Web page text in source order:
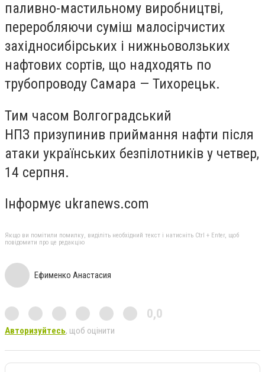
паливно-мастильному виробництві,
переробляючи суміш малосірчистих
західносибірських і нижньоволзьких
нафтових сортів, що надходять по
трубопроводу Самара — Тихорецьк.
Тим часом Волгоградський
НПЗ призупинив приймання нафти після
атаки українських безпілотників у четвер,
14 серпня.
Інформує ukranews.com
Якщо ви помітили помилку, виділіть необхідний текст і натисніть Ctrl + Enter, щоб
повідомити про це редакцію
Ефименко Анастасия
0,0
Авторизуйтесь, щоб оцінити